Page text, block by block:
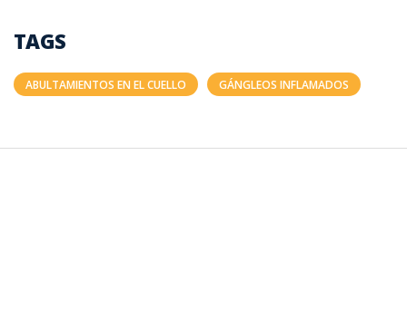
TAGS
ABULTAMIENTOS EN EL CUELLO GÁNGLEOS INFLAMADOS